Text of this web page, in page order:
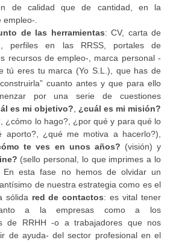
de calidad que de cantidad, en la
.
de las herramientas: CV, carta de
perfiles en las RRSS, portales de
recursos de empleo-, marca personal -
tú eres tu marca (Yo S.L.), que has de
cuanto antes y que para ello
por una serie de cuestiones
es mi objetivo?
¿cuál es mi misión?
¿cómo lo hago?, ¿por qué y para qué lo
aporto?, ¿qué me motiva a hacerlo?),
te ves en unos años? (visión) y
(sello personal, lo que imprimes a lo
En esta fase no hemos de olvidar un
de nuestra estrategia como es el
sólida red de contactos: es vital tener
a la empresas como a los
de RRHH -o a trabajadores que nos
de ayuda- del sector profesional en el